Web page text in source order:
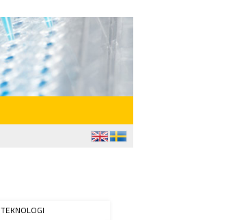
TEKNOLOGI